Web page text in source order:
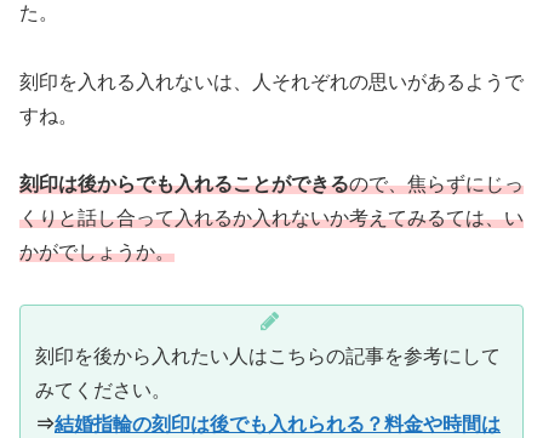
た。
刻印を入れる入れないは、人それぞれの思いがあるようで
すね。
刻印は後からでも入れることができるので、焦らずにじっ
くりと話し合って入れるか入れないか考えてみるては、い
かがでしょうか。
刻印を後から入れたい人はこちらの記事を参考にして
みてください。
⇒結婚指輪の刻印は後でも入れられる？料金や時間は